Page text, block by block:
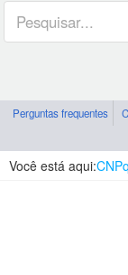
Perguntas frequentes
Você está aqui:CNPq